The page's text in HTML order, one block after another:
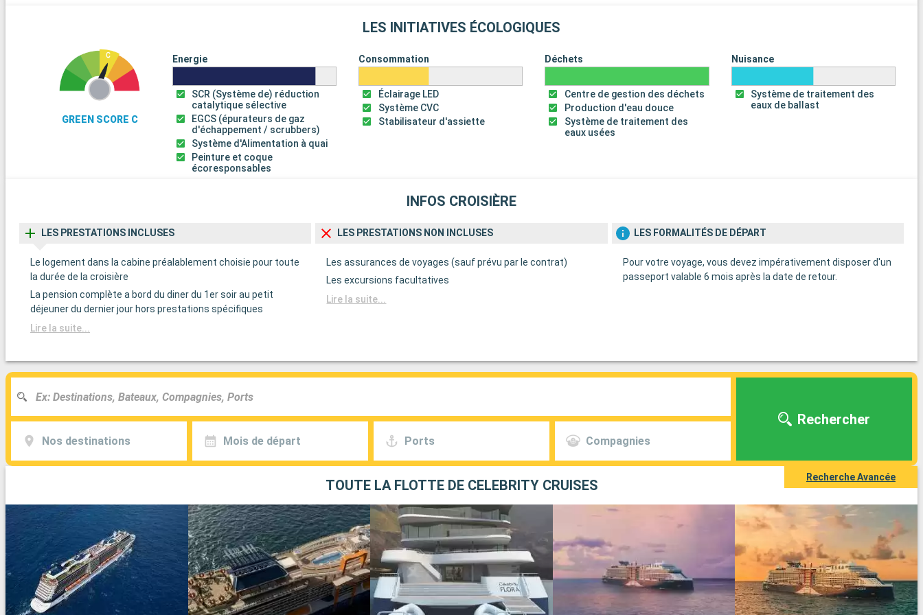
LES INITIATIVES ÉCOLOGIQUES
GREEN SCORE C
Energie
SCR (Système de) réduction
catalytique sélective
EGCS (épurateurs de gaz
d'échappement / scrubbers)
Système d'Alimentation à quai
Peinture et coque
écoresponsables
Consommation
Éclairage LED
Système CVC
Stabilisateur d'assiette
Déchets
Centre de gestion des déchets
Production d'eau douce
Système de traitement des
eaux usées
Nuisance
Système de traitement des
eaux de ballast
INFOS CROISIÈRE
LES PRESTATIONS INCLUSES
Le logement dans la cabine préalablement choisie pour toute
la durée de la croisière
La pension complète a bord du diner du 1er soir au petit
déjeuner du dernier jour hors prestations spécifiques
Lire la suite...
LES PRESTATIONS NON INCLUSES
Les assurances de voyages (sauf prévu par le contrat)
Les excursions facultatives
Lire la suite...
LES FORMALITÉS DE DÉPART
Pour votre voyage, vous devez impérativement disposer d'un
passeport valable 6 mois après la date de retour.
Nos destinations Mois de départ Ports Compagnies
Rechercher
Recherche Avancée
TOUTE LA FLOTTE DE CELEBRITY CRUISES